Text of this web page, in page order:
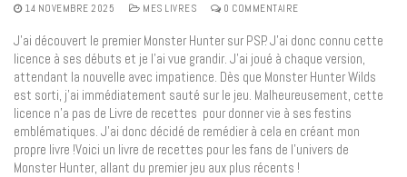
14 NOVEMBRE 2025 MES LIVRES 0 COMMENTAIRE
J’ai découvert le premier Monster Hunter sur PSP. J’ai donc connu cette
licence à ses débuts et je l’ai vue grandir. J’ai joué à chaque version,
attendant la nouvelle avec impatience. Dès que Monster Hunter Wilds
est sorti, j’ai immédiatement sauté sur le jeu. Malheureusement, cette
licence n’a pas de Livre de recettes pour donner vie à ses festins
emblématiques. J’ai donc décidé de remédier à cela en créant mon
propre livre !Voici un livre de recettes pour les fans de l’univers de
Monster Hunter, allant du premier jeu aux plus récents !